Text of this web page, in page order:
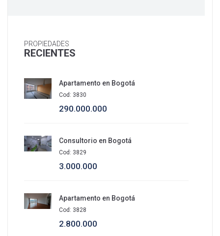
PROPIEDADES
RECIENTES
Apartamento en Bogotá
Cod: 3830
290.000.000
Consultorio en Bogotá
Cod: 3829
3.000.000
Apartamento en Bogotá
Cod: 3828
2.800.000